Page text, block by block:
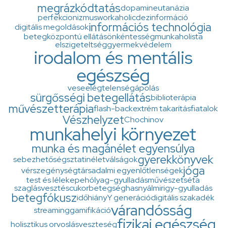
megrázkódtatásdopamineutanázia
perfekcionizmusworkaholicdezinformáció
digitális megoldásokinformációs technológia
betegközpontú ellátásönkéntességmunkaholista
elszigeteltséggyermekvédelem
irodalom és mentális
egészség
veseelégtelenségápolás
sürgősségi betegellátásbiblioterápia
művészetterápiaflash-backextrém takarításfiatalok
VészhelyzetChochinov
munkahelyi környezet
munka és magánélet egyensúlya
sebezhetőségsztatinéletválságokgyerekkönyvek
vérszegénységtársadalmi egyenlőtlenségekjóga
test és lélekepehólyag-gyulladásművészetséta
szaglásvesztéscukorbetegséghasnyálmirigy-gyulladás
betegfókuszidőhiányY generációdigitális szakadék
streaminggamifikációvárandósság
holisztikus orvoslásveszteség